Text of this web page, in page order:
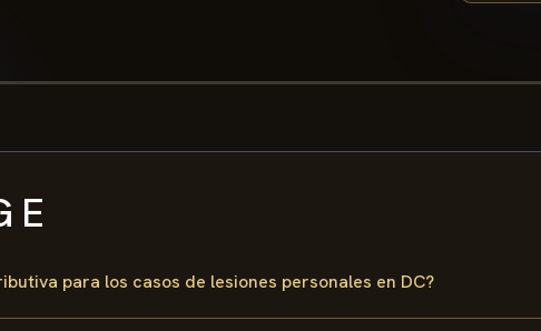
para los casos de lesiones personales en DC?